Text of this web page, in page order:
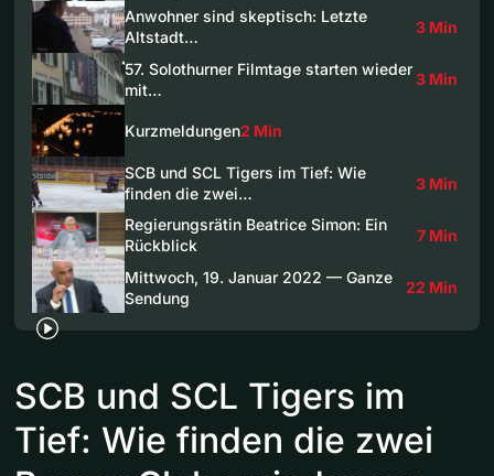
Anwohner sind skeptisch: Letzte
Altstadt…
3 Min
57. Solothurner Filmtage starten wieder
mit…
3 Min
Kurzmeldungen2 Min
SCB und SCL Tigers im Tief: Wie
finden die zwei…
3 Min
Regierungsrätin Beatrice Simon: Ein
Rückblick
7 Min
Mittwoch, 19. Januar 2022 — Ganze
Sendung
22 Min
SCB und SCL Tigers im
Tief: Wie finden die zwei